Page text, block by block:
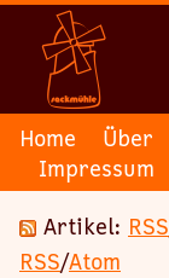
Home Über
Impressum
Artikel: RSS
RSS/Atom